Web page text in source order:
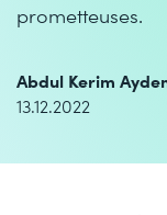
prometteuses.
Abdul Kerim
13.12.2022